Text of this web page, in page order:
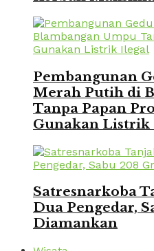
Pembangunan
Merah Putih di
Tanpa Papan
Gunakan Listrik
Satresnarkoba
Dua Pengedar,
Diamankan